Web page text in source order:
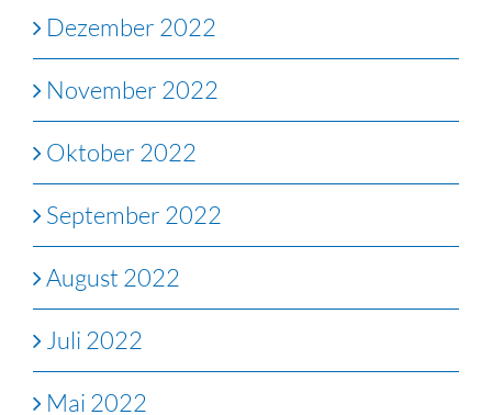
Dezember 2022
November 2022
Oktober 2022
September 2022
August 2022
Juli 2022
Mai 2022